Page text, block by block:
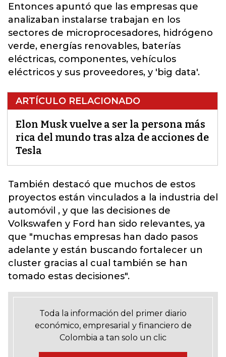
Entonces apuntó que las empresas que
analizaban instalarse trabajan en los
sectores de microprocesadores, hidrógeno
verde, energías renovables, baterías
eléctricas, componentes, vehículos
eléctricos y sus proveedores, y 'big data'.
ARTÍCULO RELACIONADO
Elon Musk vuelve a ser la persona más
rica del mundo tras alza de acciones de
Tesla
También destacó que muchos de estos
proyectos están vinculados a la industria del
automóvil , y que las decisiones de
Volkswafen y Ford han sido relevantes, ya
que "muchas empresas han dado pasos
adelante y están buscando fortalecer un
cluster gracias al cual también se han
tomado estas decisiones".
Toda la información del primer diario
económico, empresarial y financiero de
Colombia a tan solo un clic